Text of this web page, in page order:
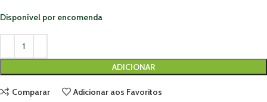
Disponível por encomenda
ADICIONAR
Comparar Adicionar aos Favoritos